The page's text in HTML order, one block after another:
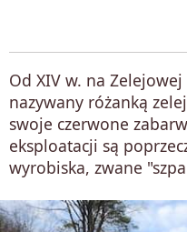
Od XIV w. na
nazywany różanką
swoje czerwone
eksploatacji są
wyrobiska, zwane